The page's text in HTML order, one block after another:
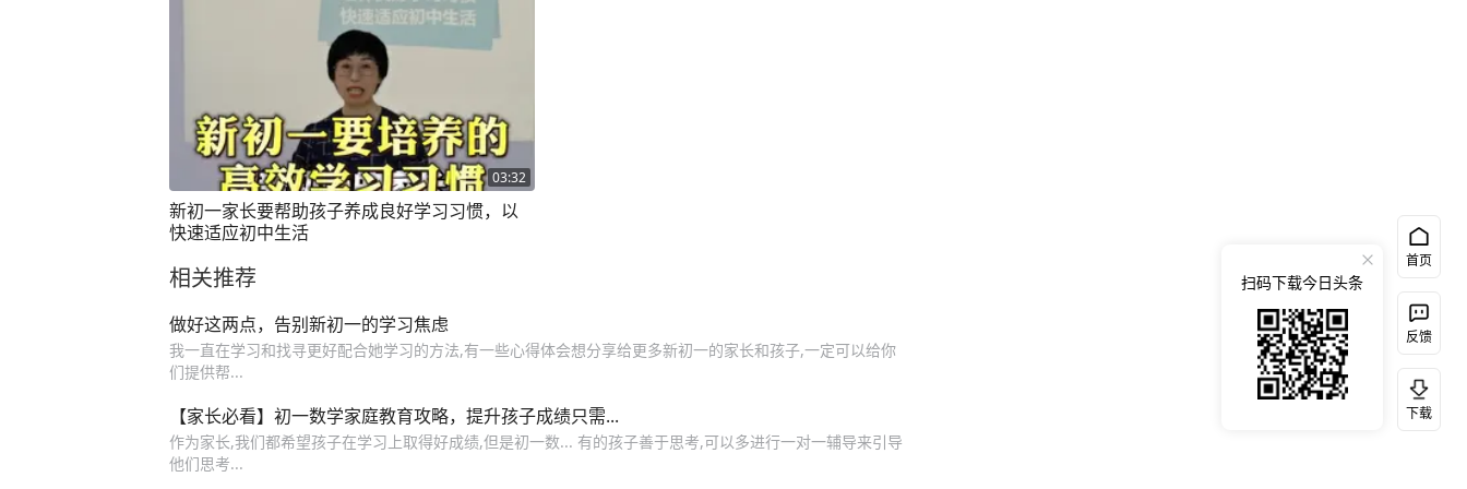
03:32
新初一家长要帮助孩子养成良好学习习惯，以
快速适应初中生活
相关推荐
做好这两点，告别新初一的学习焦虑
我一直在学习和找寻更好配合她学习的方法,有一些心得体会想分享给更多新初一的家长和孩子,一定可以给你
们提供帮...
【家长必看】初一数学家庭教育攻略，提升孩子成绩只需...
作为家长,我们都希望孩子在学习上取得好成绩,但是初一数... 有的孩子善于思考,可以多进行一对一辅导来引导
他们思考...
首页
反馈
下载
扫码下载今日头条